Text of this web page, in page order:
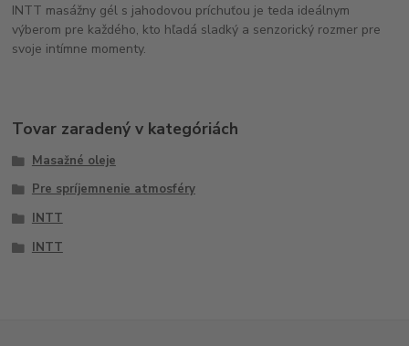
INTT masážny gél s jahodovou príchuťou je teda ideálnym
výberom pre každého, kto hľadá sladký a senzorický rozmer pre
svoje intímne momenty.
Tovar zaradený v kategóriách
Masažné oleje
Pre spríjemnenie atmosféry
INTT
INTT